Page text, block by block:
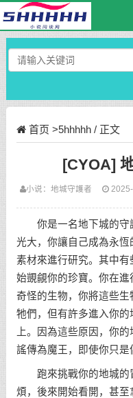
首页 >5hhhhh/ 正文
[CYOA]
小说： 地城守護者 2025-
你是一名地下城的守
光大，你讓自己成為永
素材來進行研究。其中
始覬覦你的珍寶。你在
奇怪的生物，你將這些
牠們，但有許多進入你
上。因為這些原因，你
謠傳為魔王，即使你只是
跑來挑戰你的地城的
煩，後來開始看開，甚